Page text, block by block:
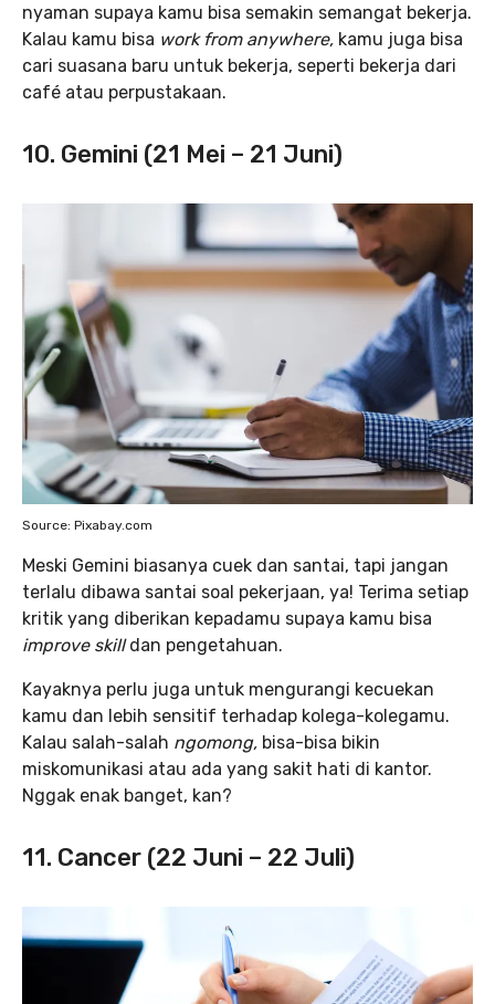
nyaman supaya kamu bisa semakin semangat bekerja.
Kalau kamu bisa work from anywhere, kamu juga bisa
cari suasana baru untuk bekerja, seperti bekerja dari
café atau perpustakaan.
10. Gemini (21 Mei – 21 Juni)
Source: Pixabay.com
Meski Gemini biasanya cuek dan santai, tapi jangan
terlalu dibawa santai soal pekerjaan, ya! Terima setiap
kritik yang diberikan kepadamu supaya kamu bisa
improve skilldan pengetahuan.
Kayaknya perlu juga untuk mengurangi kecuekan
kamu dan lebih sensitif terhadap kolega-kolegamu.
Kalau salah-salah ngomong, bisa-bisa bikin
miskomunikasi atau ada yang sakit hati di kantor.
Nggak enak banget, kan?
11. Cancer (22 Juni – 22 Juli)